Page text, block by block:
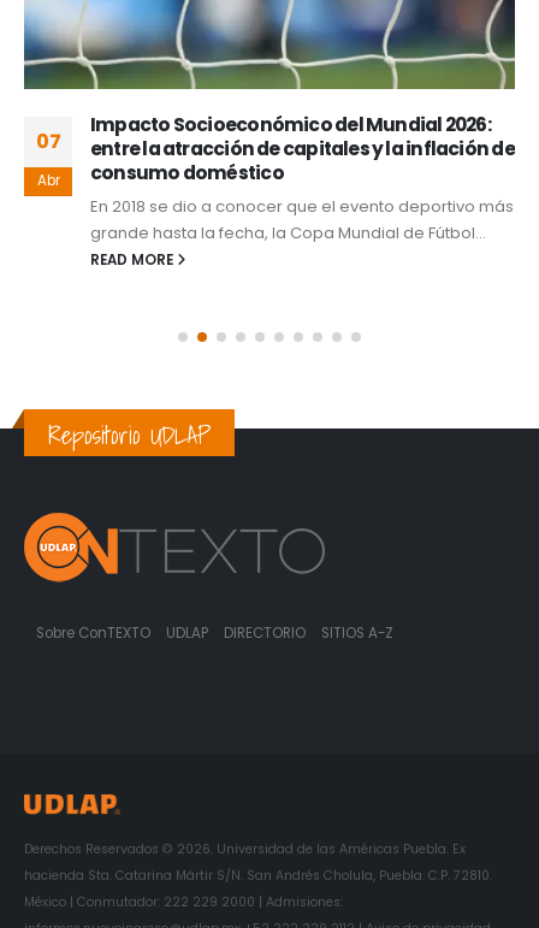
07
Abr
Impacto Socioeconómico del Mundial 2026:
entre la atracción de capitales y la inflación de
consumo doméstico
En 2018 se dio a conocer que el evento deportivo más
grande hasta la fecha, la Copa Mundial de Fútbol...
READ MORE
Repositorio UDLAP
Sobre ConTEXTO UDLAP DIRECTORIO SITIOS A-Z
Derechos Reservados © 2026. Universidad de las Américas Puebla. Ex
hacienda Sta. Catarina Mártir S/N. San Andrés Cholula, Puebla. C.P. 72810.
México | Conmutador: 222 229 2000 | Admisiones: